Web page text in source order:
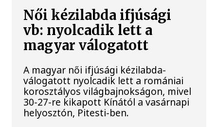
Női kézilabda ifjúsági
vb: nyolcadik lett a
magyar válogatott
A magyar női ifjúsági kézilabda-
válogatott nyolcadik lett a romániai
korosztályos világbajnokságon, mivel
30-27-re kikapott Kínától a vasárnapi
helyosztón, Pitesti-ben.